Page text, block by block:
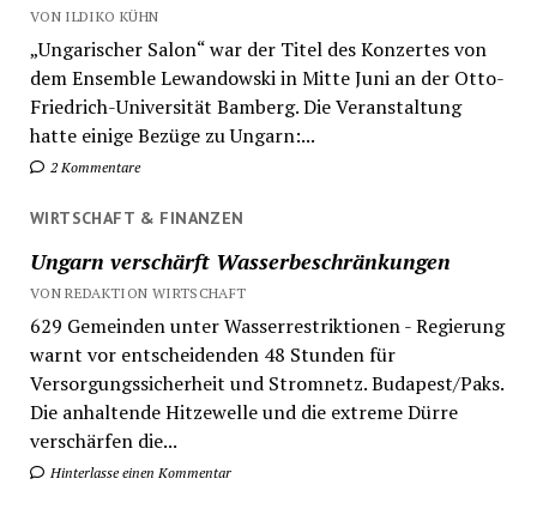
VON ILDIKO KÜHN
„Ungarischer Salon“ war der Titel des Konzertes von
dem Ensemble Lewandowski in Mitte Juni an der Otto-
Friedrich-Universität Bamberg. Die Veranstaltung
hatte einige Bezüge zu Ungarn:...
2 Kommentare
WIRTSCHAFT & FINANZEN
Ungarn verschärft Wasserbeschränkungen
VON REDAKTION WIRTSCHAFT
629 Gemeinden unter Wasserrestriktionen - Regierung
warnt vor entscheidenden 48 Stunden für
Versorgungssicherheit und Stromnetz. Budapest/Paks.
Die anhaltende Hitzewelle und die extreme Dürre
verschärfen die...
Hinterlasse einen Kommentar